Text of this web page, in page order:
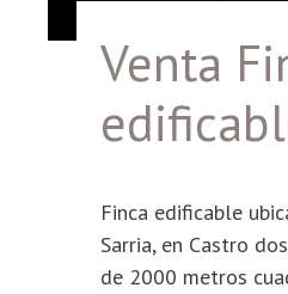
Venta
Finca edificable
Sarria, en Castro
de 2000 metros